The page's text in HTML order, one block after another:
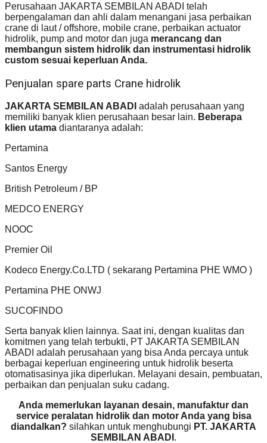
Perusahaan JAKARTA SEMBILAN ABADI telah
berpengalaman dan ahli dalam menangani jasa perbaikan
crane di laut / offshore, mobile crane, perbaikan actuator
hidrolik, pump and motor dan juga merancang dan
membangun sistem hidrolik dan instrumentasi hidrolik
custom sesuai keperluan Anda.
Penjualan spare parts Crane hidrolik
JAKARTA SEMBILAN ABADI adalah perusahaan yang
memiliki banyak klien perusahaan besar lain. Beberapa
klien utama diantaranya adalah:
Pertamina
Santos Energy
British Petroleum / BP
MEDCO ENERGY
NOOC
Premier Oil
Kodeco Energy.Co.LTD ( sekarang Pertamina PHE WMO )
Pertamina PHE ONWJ
SUCOFINDO
Serta banyak klien lainnya. Saat ini, dengan kualitas dan
komitmen yang telah terbukti, PT JAKARTA SEMBILAN
ABADI adalah perusahaan yang bisa Anda percaya untuk
berbagai keperluan engineering untuk hidrolik beserta
otomatisasinya jika diperlukan. Melayani desain, pembuatan,
perbaikan dan penjualan suku cadang.
Anda memerlukan layanan desain, manufaktur dan
service peralatan hidrolik dan motor Anda yang bisa
diandalkan? silahkan untuk menghubungi PT. JAKARTA
SEMBILAN ABADI .